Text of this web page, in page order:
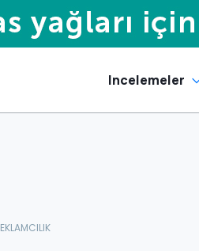
Incelemeler